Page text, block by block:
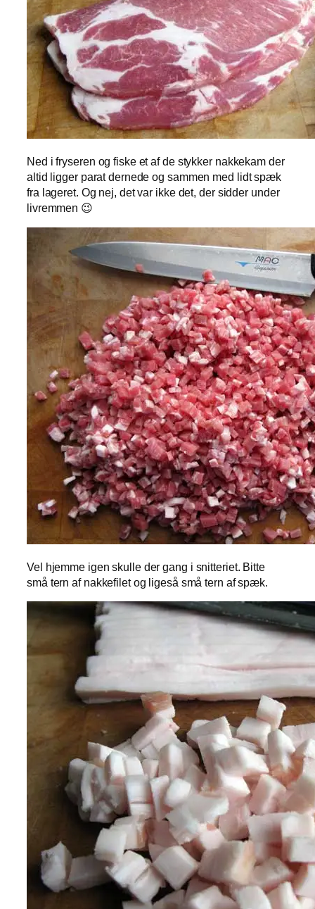
Ned i fryseren og fiske et af de stykker nakkekam der
altid ligger parat dernede og sammen med lidt spæk
fra lageret. Og nej, det var ikke det, der sidder under
livremmen 😉
Vel hjemme igen skulle der gang i snitteriet. Bitte
små tern af nakkefilet og ligeså små tern af spæk.